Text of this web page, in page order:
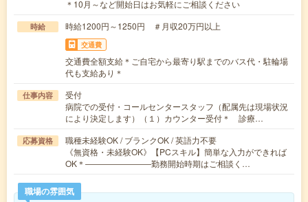
＊10月～など開始日はお気軽にご相談ください
時給 時給1200円～1250円 ＃月収20万円以上
交通費
交通費全額支給＊ご自宅から最寄り駅までのバス代・駐輪場
代も支給あり＊
仕事内容
受付
病院での受付・コールセンタースタッフ（配属先は現場状況
により決定します）（１）カウンター受付＊ 診療…
応募資格
職種未経験OK / ブランクOK / 英語力不要
《無資格・未経験OK》【PCスキル】簡単な入力ができれば
OK＊――――――――勤務開始時期はご相談く…
職場の雰囲気